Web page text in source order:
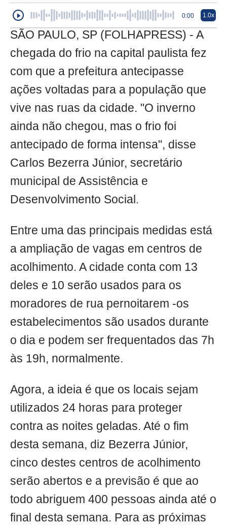
0:00 1.0x
SÃO PAULO, SP (FOLHAPRESS) - A
chegada do frio na capital paulista fez
com que a prefeitura antecipasse
ações voltadas para a população que
vive nas ruas da cidade. "O inverno
ainda não chegou, mas o frio foi
antecipado de forma intensa", disse
Carlos Bezerra Júnior, secretário
municipal de Assistência e
Desenvolvimento Social.
Entre uma das principais medidas está
a ampliação de vagas em centros de
acolhimento. A cidade conta com 13
deles e 10 serão usados para os
moradores de rua pernoitarem -os
estabelecimentos são usados durante
o dia e podem ser frequentados das 7h
às 19h, normalmente.
Agora, a ideia é que os locais sejam
utilizados 24 horas para proteger
contra as noites geladas. Até o fim
desta semana, diz Bezerra Júnior,
cinco destes centros de acolhimento
serão abertos e a previsão é que ao
todo abriguem 400 pessoas ainda até o
final desta semana. Para as próximas